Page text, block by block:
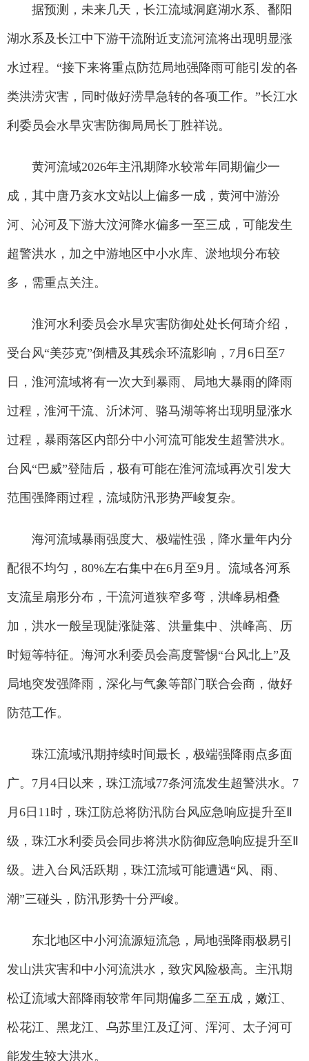
据预测，未来几天，长江流域洞庭湖水系、鄱阳
湖水系及长江中下游干流附近支流河流将出现明显涨
水过程。“接下来将重点防范局地强降雨可能引发的各
类洪涝灾害，同时做好涝旱急转的各项工作。”长江水
利委员会水旱灾害防御局局长丁胜祥说。
黄河流域2026年主汛期降水较常年同期偏少一
成，其中唐乃亥水文站以上偏多一成，黄河中游汾
河、沁河及下游大汶河降水偏多一至三成，可能发生
超警洪水，加之中游地区中小水库、淤地坝分布较
多，需重点关注。
淮河水利委员会水旱灾害防御处处长何琦介绍，
受台风“美莎克”倒槽及其残余环流影响，7月6日至7
日，淮河流域将有一次大到暴雨、局地大暴雨的降雨
过程，淮河干流、沂沭河、骆马湖等将出现明显涨水
过程，暴雨落区内部分中小河流可能发生超警洪水。
台风“巴威”登陆后，极有可能在淮河流域再次引发大
范围强降雨过程，流域防汛形势严峻复杂。
海河流域暴雨强度大、极端性强，降水量年内分
配很不均匀，80%左右集中在6月至9月。流域各河系
支流呈扇形分布，干流河道狭窄多弯，洪峰易相叠
加，洪水一般呈现陡涨陡落、洪量集中、洪峰高、历
时短等特征。海河水利委员会高度警惕“台风北上”及
局地突发强降雨，深化与气象等部门联合会商，做好
防范工作。
珠江流域汛期持续时间最长，极端强降雨点多面
广。7月4日以来，珠江流域77条河流发生超警洪水。7
月6日11时，珠江防总将防汛防台风应急响应提升至Ⅱ
级，珠江水利委员会同步将洪水防御应急响应提升至Ⅱ
级。进入台风活跃期，珠江流域可能遭遇“风、雨、
潮”三碰头，防汛形势十分严峻。
东北地区中小河流源短流急，局地强降雨极易引
发山洪灾害和中小河流洪水，致灾风险极高。主汛期
松辽流域大部降雨较常年同期偏多二至五成，嫩江、
松花江、黑龙江、乌苏里江及辽河、浑河、太子河可
能发生较大洪水。